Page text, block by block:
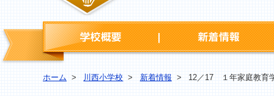
学校概要
ホーム > 川西小学校 > 新着情報 > 12／17 １年家庭教育